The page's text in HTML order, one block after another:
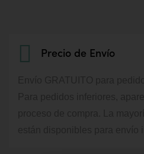
Precio de Envío